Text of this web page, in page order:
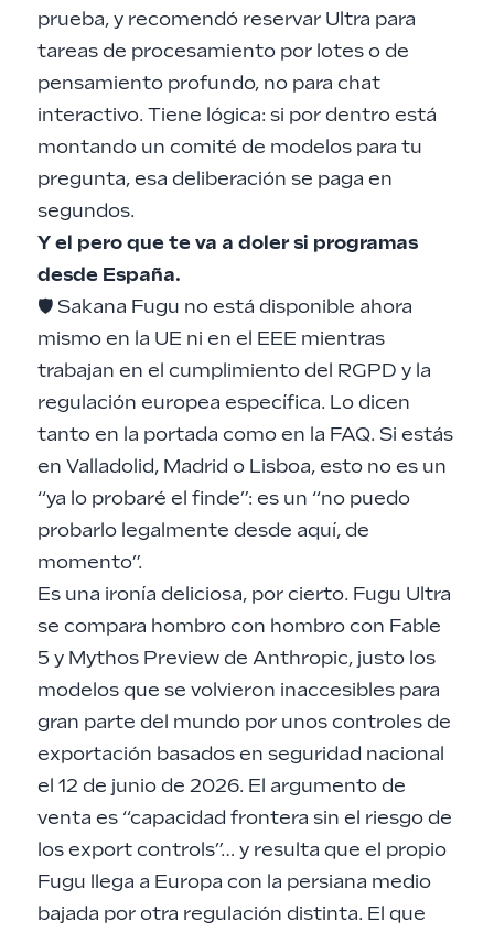
prueba, y recomendó reservar Ultra para
tareas de procesamiento por lotes o de
pensamiento profundo, no para chat
interactivo. Tiene lógica: si por dentro está
montando un comité de modelos para tu
pregunta, esa deliberación se paga en
segundos.
Y el pero que te va a doler si programas
desde España.
🛡️ Sakana Fugu no está disponible ahora
mismo en la UE ni en el EEE mientras
trabajan en el cumplimiento del RGPD y la
regulación europea específica. Lo dicen
tanto en la portada como en la FAQ. Si estás
en Valladolid, Madrid o Lisboa, esto no es un
“ya lo probaré el finde”: es un “no puedo
probarlo legalmente desde aquí, de
momento”.
Es una ironía deliciosa, por cierto. Fugu Ultra
se compara hombro con hombro con Fable
5 y Mythos Preview de Anthropic, justo los
modelos que se volvieron inaccesibles para
gran parte del mundo por unos controles de
exportación basados en seguridad nacional
el 12 de junio de 2026. El argumento de
venta es “capacidad frontera sin el riesgo de
los export controls”… y resulta que el propio
Fugu llega a Europa con la persiana medio
bajada por otra regulación distinta. El que